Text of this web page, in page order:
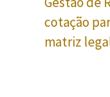
cotação
matriz